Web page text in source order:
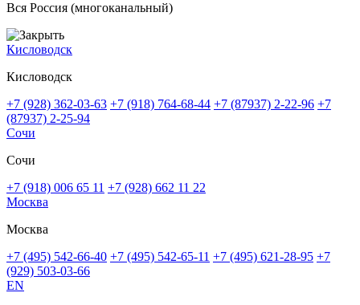
Вся Россия (многоканальный)
Кисловодск
Кисловодск
+7 (928) 362-03-63 +7 (918) 764-68-44 +7 (87937) 2-22-96 +7
(87937) 2-25-94
Сочи
Сочи
+7 (918) 006 65 11 +7 (928) 662 11 22
Москва
Москва
+7 (495) 542-66-40 +7 (495) 542-65-11 +7 (495) 621-28-95 +7
(929) 503-03-66
EN